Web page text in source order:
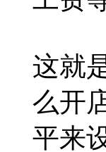
这就
么开
平来